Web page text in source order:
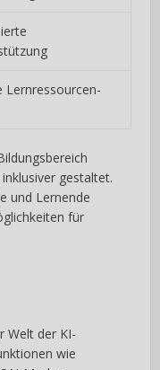
Lernressourcen-
gestaltet.
und Lernende
für
Welt der KI-
wie
laden